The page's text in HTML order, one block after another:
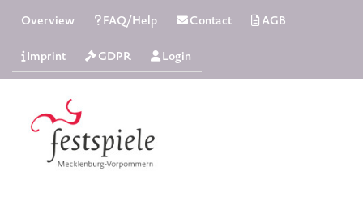
Overview FAQ/Help Contact AGB
Imprint GDPR Login